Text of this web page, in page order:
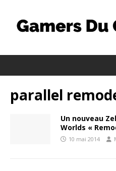
parallel
Un nouveau
Worlds «
10 mai 2014